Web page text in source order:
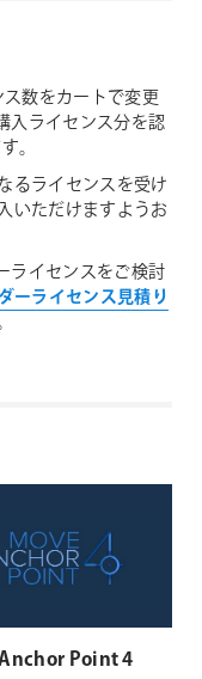
数をカートで変更
入ライセンス分を認
。
るライセンスを受け
いただけますようお
ライセンスをご検討
ーライセンス見積り
Point 4